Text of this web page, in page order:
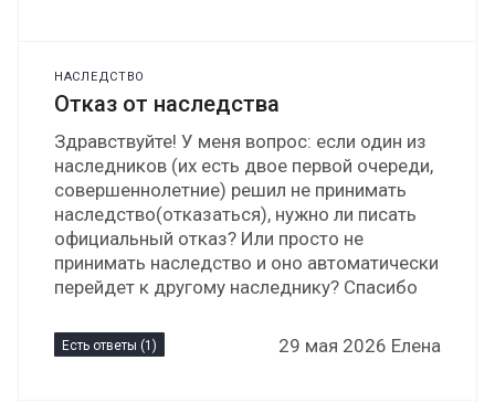
НАСЛЕДСТВО
Отказ от наследства
Здравствуйте! У меня вопрос: если один из
наследников (их есть двое первой очереди,
совершеннолетние) решил не принимать
наследство(отказаться), нужно ли писать
официальный отказ? Или просто не
принимать наследство и оно автоматически
перейдет к другому наследнику? Спасибо
Есть ответы (1) 29 мая 2026 Елена